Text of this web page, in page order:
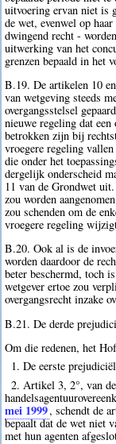
uitvoering ervan niet is
de wet, evenwel op
dwingend recht -
uitwerking van het
grenzen bepaald in het
B.19. De artikelen 10
van wetgeving steeds
overgangsstelsel
nieuwe regeling dat
betrokken zijn bij
vroegere regeling
die onder het
dergelijk onderscheid
11 van de Grondwet
zou worden
zou schenden om de
vroegere regeling
B.20. Ook al is de
worden daardoor de
beter beschermd, toch
wetgever ertoe zou
overgangsrecht inzake
B.21. De derde
Om die redenen, het
1. De eerste
2. Artikel 3, 2°, van de
mei 1999, schendt de
bepaalt dat de wet niet
met hun agenten